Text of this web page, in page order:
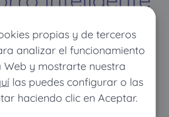
propias y de terceros
analizar el funcionamiento
Web y mostrarte nuestra
las puedes configurar o las
haciendo clic en Aceptar.
de
copagos
ahorrar hasta 600€